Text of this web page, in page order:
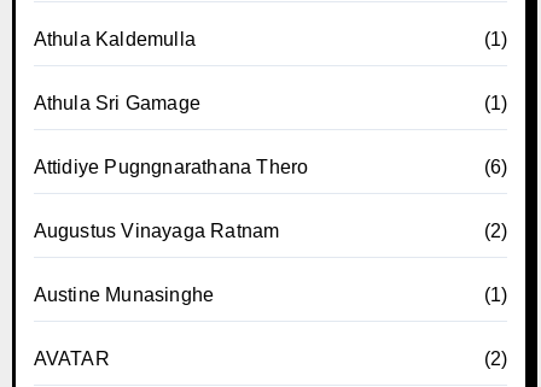
Athula Kaldemulla (1)
Athula Sri Gamage (1)
Attidiye Pugngnarathana Thero (6)
Augustus Vinayaga Ratnam (2)
Austine Munasinghe (1)
AVATAR (2)